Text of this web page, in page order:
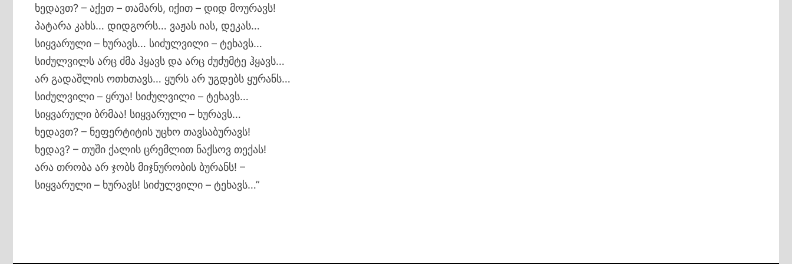
ხედავთ? – აქეთ – თამარს, იქით – დიდ მოურავს!
პატარა კახს… დიდგორს… ვაჟას იას, დეკას…
სიყვარული – ხურავს… სიძულვილი – ტეხავს…
სიძულვილს არც ძმა ჰყავს და არც ძუძუმტე ჰყავს…
არ გადაშლის ოთხთავს… ყურს არ უგდებს ყურანს…
სიძულვილი – ყრუა! სიძულვილი – ტეხავს…
სიყვარული ბრმაა! სიყვარული – ხურავს…
ხედავთ? – ნეფერტიტის უცხო თავსაბურავს!
ხედავ? – თუში ქალის ცრემლით ნაქსოვ თექას!
არა თრობა არ ჯობს მიჯნურობის ბურანს! –
სიყვარული – ხურავს! სიძულვილი – ტეხავს…”